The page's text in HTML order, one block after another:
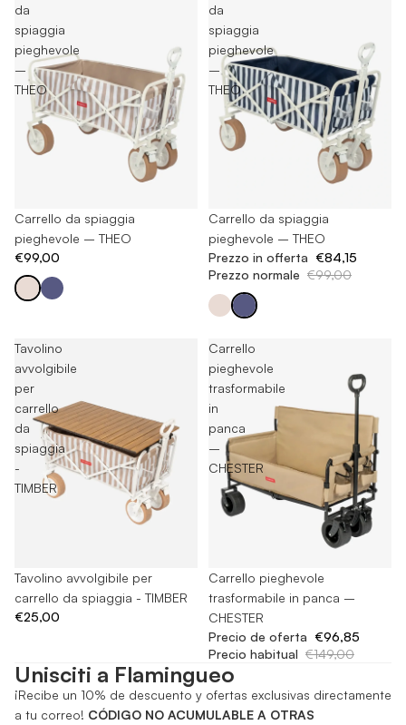
da
spiaggia
pieghevole
–
THEO
Esaurito
Carrello da spiaggia
pieghevole – THEO
€99,00
da
spiaggia
pieghevole
–
THEO
Esaurito
Carrello da spiaggia
pieghevole – THEO
Prezzo in offerta €84,15
Prezzo normale €99,00
Tavolino
avvolgibile
per
carrello
da
spiaggia
-
TIMBER
Esaurito
Tavolino avvolgibile per
carrello da spiaggia - TIMBER
€25,00
Carrello
pieghevole
trasformabile
in
panca
–
CHESTER
Esaurito
Carrello pieghevole
trasformabile in panca –
CHESTER
Precio de oferta €96,85
Precio habitual €149,00
Unisciti a Flamingueo
¡Recibe un 10% de descuento y ofertas exclusivas directamente
a tu correo! CÓDIGO NO ACUMULABLE A OTRAS